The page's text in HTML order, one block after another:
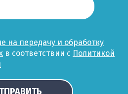
на передачу и обработку
в соответствии с Политикой